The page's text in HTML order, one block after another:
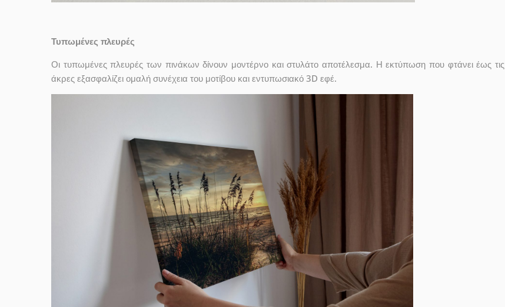
Τυπωμένες πλευρές
Οι τυπωμένες πλευρές των πινάκων δίνουν μοντέρνο και στυλάτο αποτέλεσμα. Η εκτύπωση που φτάνει έως τις
άκρες εξασφαλίζει ομαλή συνέχεια του μοτίβου και εντυπωσιακό 3D εφέ.